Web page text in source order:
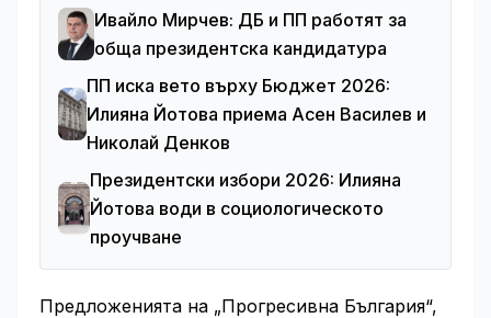
Ивайло Мирчев: ДБ и ПП работят за
обща президентска кандидатура
ПП иска вето върху Бюджет 2026:
Илияна Йотова приема Асен Василев и
Николай Денков
Президентски избори 2026: Илияна
Йотова води в социологическото
проучване
Предложенията на „Прогресивна България“,